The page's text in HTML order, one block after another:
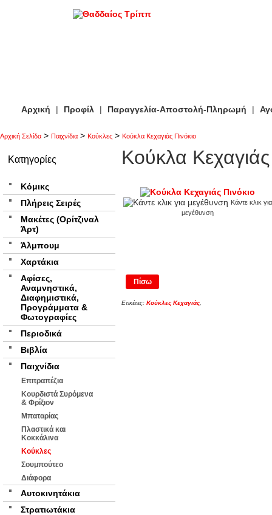
Αρχική | Προφίλ | Παραγγελία-Αποστολή-Πληρωμή |
Αρχική Σελίδα > Παιχνίδια > Κούκλες > Κούκλα Κεχαγιάς Πινόκιο
Κούκλα Κεχαγιάς
Κάντε κλικ για
μεγέθυνση
Πίσω
Ετικέτες: Κούκλες Κεχαγιάς
Κατηγορίες
Κόμικς
Πλήρεις Σειρές
Μακέτες (Ορίτζιναλ
Άρτ)
Άλμπουμ
Χαρτάκια
Αφίσες,
Αναμνηστικά,
Διαφημιστικά,
Προγράμματα &
Φωτογραφίες
Περιοδικά
Βιβλία
Παιχνίδια
Επιτραπέζια
Κουρδιστά Συρόμενα
& Φρίξιον
Μπαταρίας
Πλαστικά και
Κοκκάλινα
Κούκλες
Σουμπούτεο
Διάφορα
Αυτοκινητάκια
Στρατιωτάκια